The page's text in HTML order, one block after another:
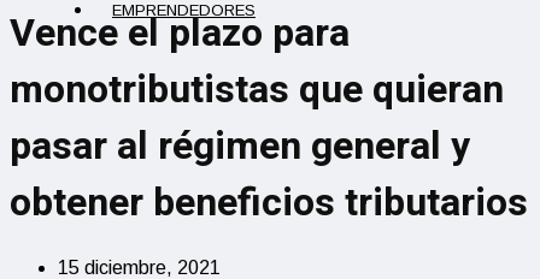
EMPRENDEDORES
Vence el plazo para
monotributistas que quieran
pasar al régimen general y
obtener beneficios tributarios
15 diciembre, 2021